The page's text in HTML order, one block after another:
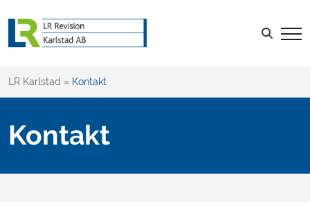
LOGGA IN Sök efter:
LR Karlstad » Kontakt
Kontakt